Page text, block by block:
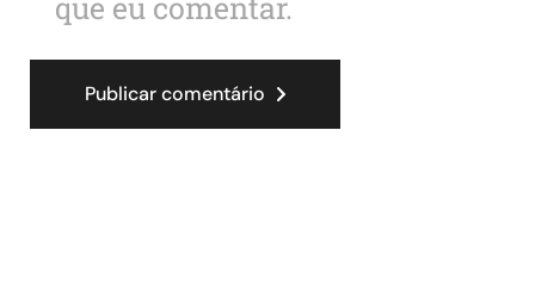
Publicar comentário